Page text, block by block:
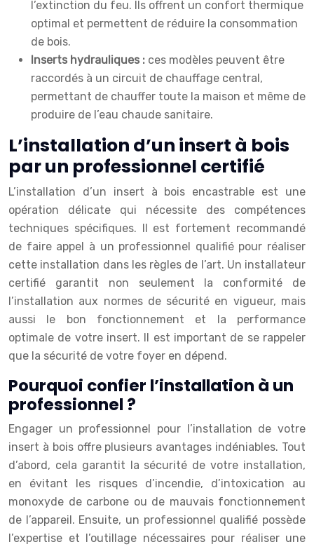
l’extinction du feu. Ils offrent un confort thermique
optimal et permettent de réduire la consommation
de bois.
Inserts hydrauliques : ces modèles peuvent être
raccordés à un circuit de chauffage central,
permettant de chauffer toute la maison et même de
produire de l’eau chaude sanitaire.
L’installation d’un insert à bois
par un professionnel certifié
L’installation d’un insert à bois encastrable est une
opération délicate qui nécessite des compétences
techniques spécifiques. Il est fortement recommandé
de faire appel à un professionnel qualifié pour réaliser
cette installation dans les règles de l’art. Un installateur
certifié garantit non seulement la conformité de
l’installation aux normes de sécurité en vigueur, mais
aussi le bon fonctionnement et la performance
optimale de votre insert. Il est important de se rappeler
que la sécurité de votre foyer en dépend.
Pourquoi confier l’installation à un
professionnel ?
Engager un professionnel pour l’installation de votre
insert à bois offre plusieurs avantages indéniables. Tout
d’abord, cela garantit la sécurité de votre installation,
en évitant les risques d’incendie, d’intoxication au
monoxyde de carbone ou de mauvais fonctionnement
de l’appareil. Ensuite, un professionnel qualifié possède
l’expertise et l’outillage nécessaires pour réaliser une